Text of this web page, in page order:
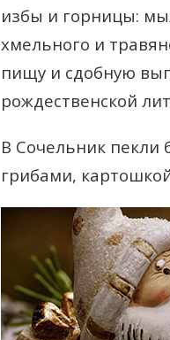
избы и горницы:
хмельного и
пищу и сдобную
рождественской
В Сочельник пекли
грибами,